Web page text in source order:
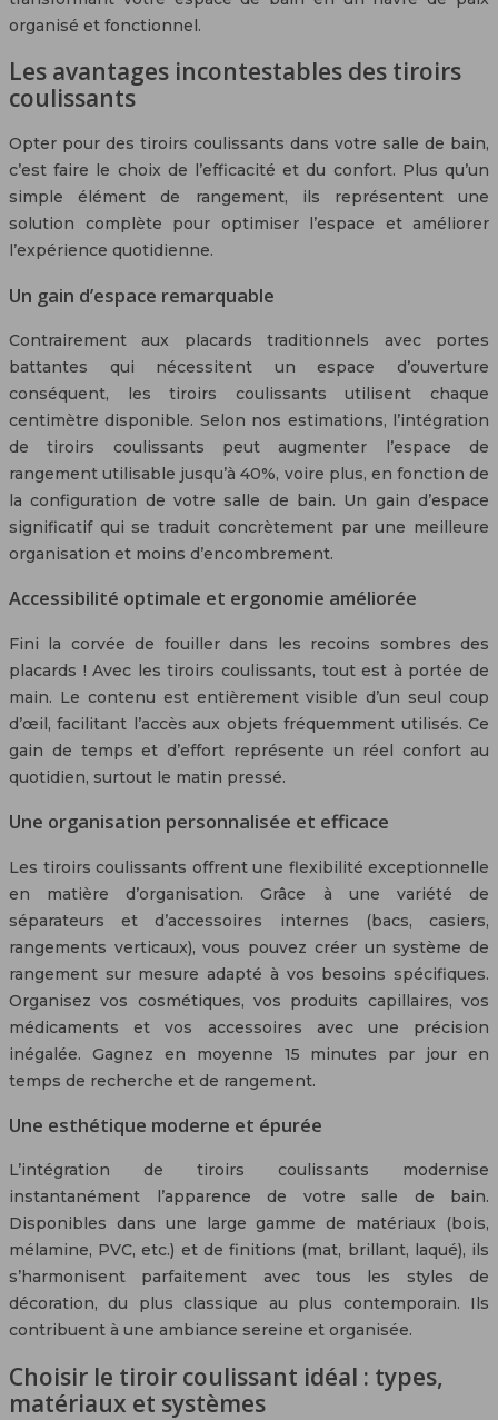
organisé et fonctionnel.
Les avantages incontestables des tiroirs
coulissants
Opter pour des tiroirs coulissants dans votre salle de bain,
c’est faire le choix de l’efficacité et du confort. Plus qu’un
simple élément de rangement, ils représentent une
solution complète pour optimiser l’espace et améliorer
l’expérience quotidienne.
Un gain d’espace remarquable
Contrairement aux placards traditionnels avec portes
battantes qui nécessitent un espace d’ouverture
conséquent, les tiroirs coulissants utilisent chaque
centimètre disponible. Selon nos estimations, l’intégration
de tiroirs coulissants peut augmenter l’espace de
rangement utilisable jusqu’à 40%, voire plus, en fonction de
la configuration de votre salle de bain. Un gain d’espace
significatif qui se traduit concrètement par une meilleure
organisation et moins d’encombrement.
Accessibilité optimale et ergonomie améliorée
Fini la corvée de fouiller dans les recoins sombres des
placards ! Avec les tiroirs coulissants, tout est à portée de
main. Le contenu est entièrement visible d’un seul coup
d’œil, facilitant l’accès aux objets fréquemment utilisés. Ce
gain de temps et d’effort représente un réel confort au
quotidien, surtout le matin pressé.
Une organisation personnalisée et efficace
Les tiroirs coulissants offrent une flexibilité exceptionnelle
en matière d’organisation. Grâce à une variété de
séparateurs et d’accessoires internes (bacs, casiers,
rangements verticaux), vous pouvez créer un système de
rangement sur mesure adapté à vos besoins spécifiques.
Organisez vos cosmétiques, vos produits capillaires, vos
médicaments et vos accessoires avec une précision
inégalée. Gagnez en moyenne 15 minutes par jour en
temps de recherche et de rangement.
Une esthétique moderne et épurée
L’intégration de tiroirs coulissants modernise
instantanément l’apparence de votre salle de bain.
Disponibles dans une large gamme de matériaux (bois,
mélamine, PVC, etc.) et de finitions (mat, brillant, laqué), ils
s’harmonisent parfaitement avec tous les styles de
décoration, du plus classique au plus contemporain. Ils
contribuent à une ambiance sereine et organisée.
Choisir le tiroir coulissant idéal : types,
matériaux et systèmes